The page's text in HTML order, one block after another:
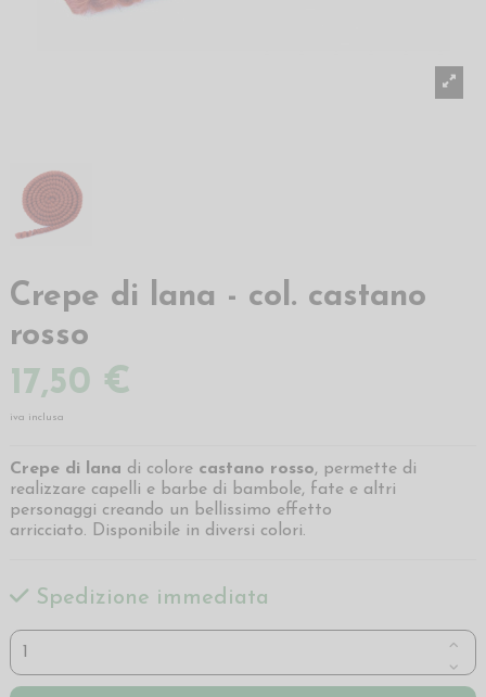
Crepe di lana - col. castano
rosso
17,50 €
iva inclusa
Crepe di lana di colore castano rosso, permette di
realizzare capelli e barbe di bambole, fate e altri
personaggi creando un bellissimo effetto
arricciato. Disponibile in diversi colori.
Spedizione immediata